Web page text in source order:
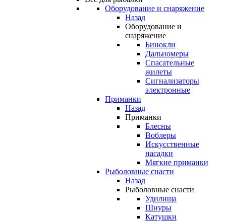
Оборудование и снаряжение
Назад
Оборудование и
снаряжение
Бинокли
Дальномеры
Спасательные
жилеты
Сигнализаторы
электронные
Приманки
Назад
Приманки
Блесны
Воблеры
Искусственные
насадки
Мягкие приманки
Рыболовные снасти
Назад
Рыболовные снасти
Удилища
Шнуры
Катушки